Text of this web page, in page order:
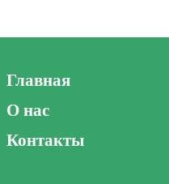
Главная
О нас
Контакты